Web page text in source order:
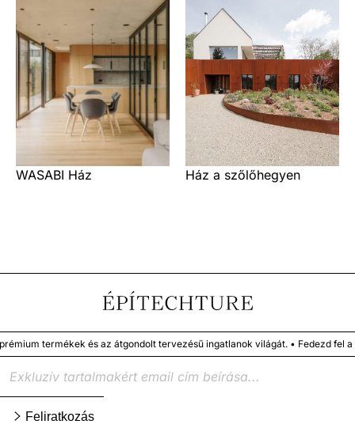
WASABI Ház Ház a szőlőhegyen
termékek és az átgondolt tervezésű ingatlanok világát. • Fedezd fel a
Feliratkozás